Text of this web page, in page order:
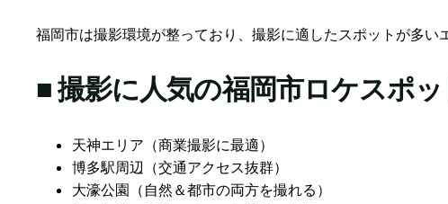
福岡市は撮影環境が整っており、撮影に適したスポットが多い
■ 撮影に人気の福岡市ロケスポッ
天神エリア（商業撮影に最適）
博多駅周辺（交通アクセス抜群）
大濠公園（自然＆都市の両方を撮れる）